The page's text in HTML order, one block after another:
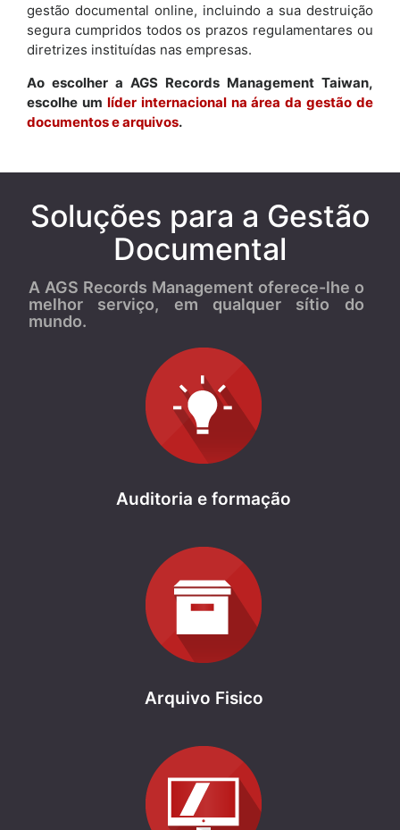
gestão documental online, incluindo a sua destruição
segura cumpridos todos os prazos regulamentares ou
diretrizes instituídas nas empresas.
Ao escolher a AGS Records Management Taiwan,
escolhe um líder internacional na área da gestão de
documentos e arquivos.
Soluções para a Gestão
Documental
A AGS Records Management oferece-lhe o
melhor serviço, em qualquer sítio do
mundo.
Auditoria e formação
Arquivo Fisico